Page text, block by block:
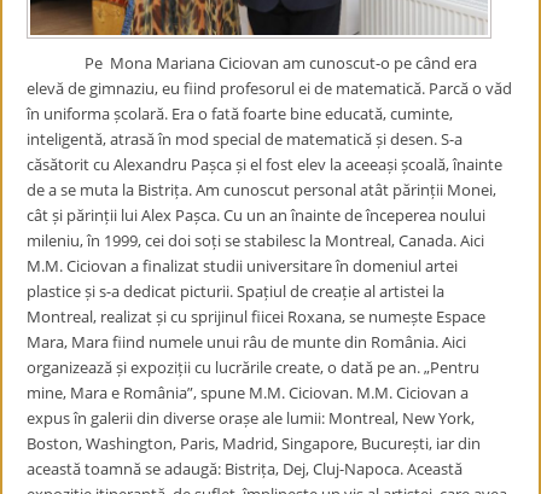
Pe Mona Mariana Ciciovan am cunoscut-o pe când era
elevă de gimnaziu, eu fiind profesorul ei de matematică. Parcă o văd
în uniforma școlară. Era o fată foarte bine educată, cuminte,
inteligentă, atrasă în mod special de matematică și desen. S-a
căsătorit cu Alexandru Pașca și el fost elev la aceeași școală, înainte
de a se muta la Bistrița. Am cunoscut personal atât părinții Monei,
cât și părinții lui Alex Pașca. Cu un an înainte de începerea noului
mileniu, în 1999, cei doi soți se stabilesc la Montreal, Canada. Aici
M.M. Ciciovan a finalizat studii universitare în domeniul artei
plastice și s-a dedicat picturii. Spațiul de creație al artistei la
Montreal, realizat și cu sprijinul fiicei Roxana, se numește Espace
Mara, Mara fiind numele unui râu de munte din România. Aici
organizează și expoziții cu lucrările create, o dată pe an. „Pentru
mine, Mara e România”, spune M.M. Ciciovan. M.M. Ciciovan a
expus în galerii din diverse orașe ale lumii: Montreal, New York,
Boston, Washington, Paris, Madrid, Singapore, București, iar din
această toamnă se adaugă: Bistrița, Dej, Cluj-Napoca. Această